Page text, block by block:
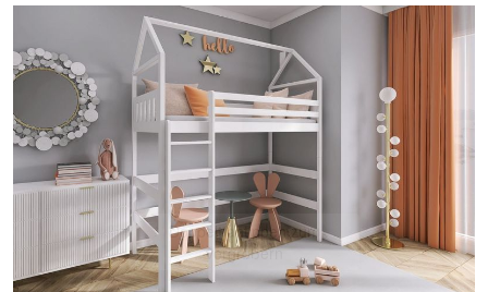
Doppelt antippen zum
vergrößern